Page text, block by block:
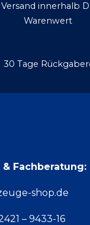
innerhalb
Warenwert
30 Tage
Fachberatung:
shop.de
– 9433-16